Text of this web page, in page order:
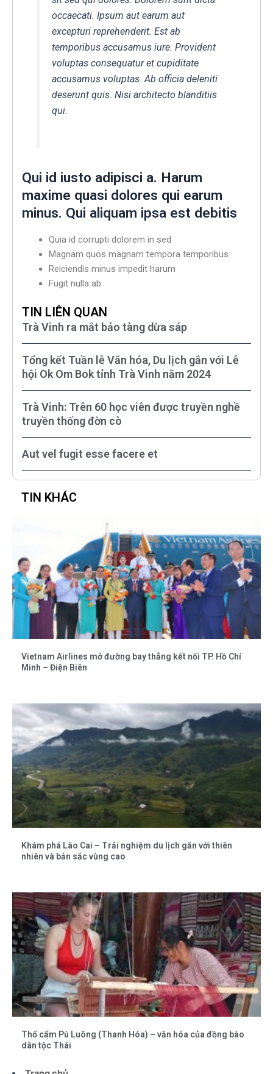
occaecati. Ipsum aut earum aut
excepturi reprehenderit. Est ab
temporibus accusamus iure. Provident
voluptas consequatur et cupiditate
accusamus voluptas. Ab officia deleniti
deserunt quis. Nisi architecto blanditiis
qui.
Qui id iusto adipisci a. Harum
maxime quasi dolores qui earum
minus. Qui aliquam ipsa est debitis
Quia id corrupti dolorem in sed
Magnam quos magnam tempora temporibus
Reiciendis minus impedit harum
Fugit nulla ab
TIN LIÊN QUAN
Trà Vinh ra mắt bảo tàng dừa sáp
Tổng kết Tuần lễ Văn hóa, Du lịch gắn với Lễ
hội Ok Om Bok tỉnh Trà Vinh năm 2024
Trà Vinh: Trên 60 học viên được truyền nghề
truyền thống đờn cò
Aut vel fugit esse facere et
TIN KHÁC
Vietnam Airlines mở đường bay thẳng kết nối TP. Hồ Chí
Minh – Điện Biên
Khám phá Lào Cai – Trải nghiệm du lịch gắn với thiên
nhiên và bản sắc vùng cao
Thổ cẩm Pù Luông (Thanh Hóa) – văn hóa của đồng bào
dân tộc Thái